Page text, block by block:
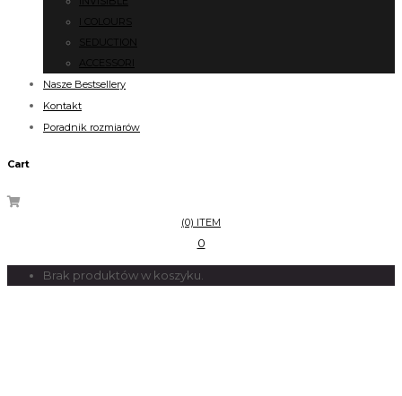
I COLOURS
SEDUCTION
ACCESSORI
Nasze Bestsellery
Kontakt
Poradnik rozmiarów
Cart
(0) ITEM
0
Brak produktów w koszyku.